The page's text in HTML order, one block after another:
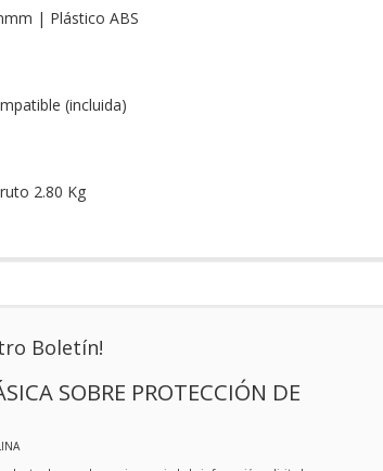
| Plástico ABS
(incluida)
2.80 Kg
Boletín!
SOBRE PROTECCIÓN DE